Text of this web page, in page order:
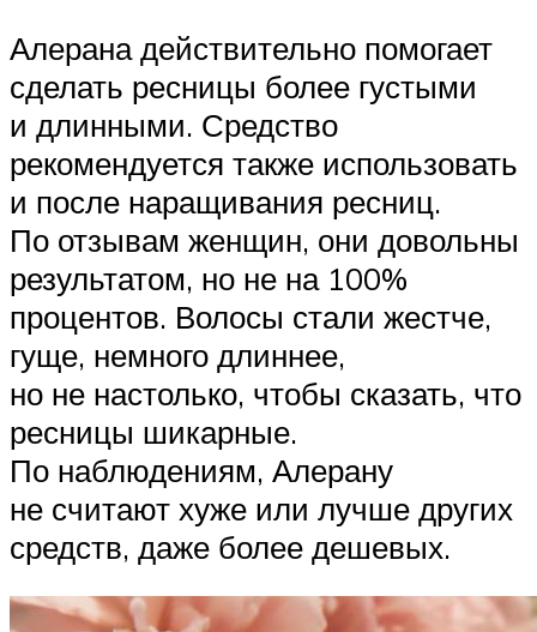
Алерана действительно помогает
сделать ресницы более густыми
и длинными. Средство
рекомендуется также использовать
и после наращивания ресниц.
По отзывам женщин, они довольны
результатом, но не на 100%
процентов. Волосы стали жестче,
гуще, немного длиннее,
но не настолько, чтобы сказать, что
ресницы шикарные.
По наблюдениям, Алерану
не считают хуже или лучше других
средств, даже более дешевых.